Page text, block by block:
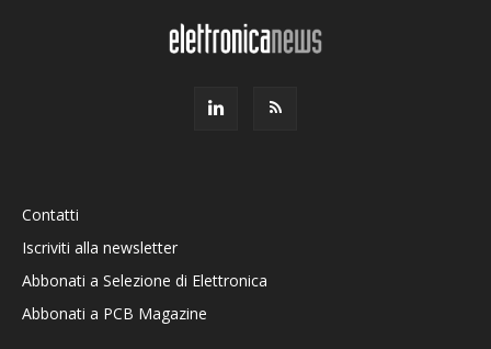
Contatti
Iscriviti alla newsletter
Abbonati a Selezione di Elettronica
Abbonati a PCB Magazine